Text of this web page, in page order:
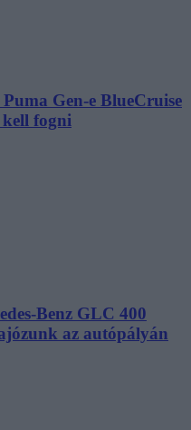
Gen-e BlueCruise
fogni
Benz GLC 400
az autópályán